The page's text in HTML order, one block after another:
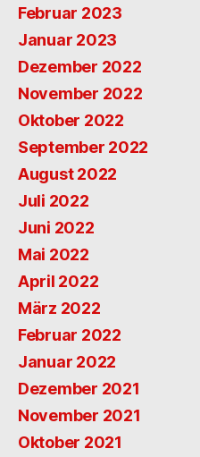
Februar 2023
Januar 2023
Dezember 2022
November 2022
Oktober 2022
September 2022
August 2022
Juli 2022
Juni 2022
Mai 2022
April 2022
März 2022
Februar 2022
Januar 2022
Dezember 2021
November 2021
Oktober 2021